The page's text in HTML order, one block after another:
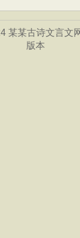
某某古诗文言文
版本